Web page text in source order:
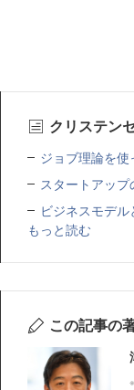
クリステン
ジョブ理論を
スタートアッ
ビジネスモデ
もっと読む
この記事の